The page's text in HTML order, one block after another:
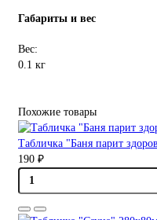
Габариты и вес
Вес:
0.1 кг
Похожие товары
Табличка "Баня парит
190 ₽